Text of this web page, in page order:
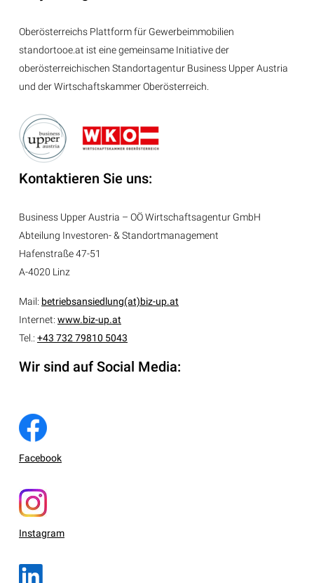
Oberösterreichs Plattform für Gewerbeimmobilien
standortooe.at ist eine gemeinsame Initiative der
oberösterreichischen Standortagentur Business Upper Austria
und der Wirtschaftskammer Oberösterreich.
Kontaktieren Sie uns:
Business Upper Austria – OÖ Wirtschaftsagentur GmbH
Abteilung Investoren- & Standortmanagement
Hafenstraße 47-51
A-4020 Linz
Mail: betriebsansiedlung(at)biz-up.at
Internet: www.biz-up.at
Tel.: +43 732 79810 5043
Wir sind auf Social Media:
Facebook
Instagram